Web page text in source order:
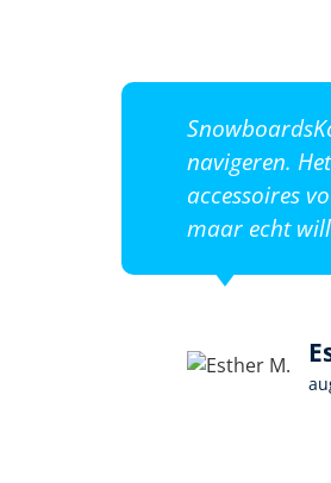
navigeren.
accessoires
maar echt